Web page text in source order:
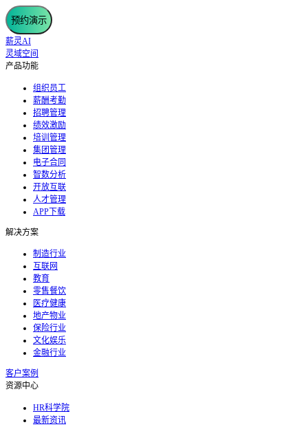
预约演示
薪灵AI
灵域空间
产品功能
组织员工
薪酬考勤
招聘管理
绩效激励
培训管理
集团管理
电子合同
智数分析
开放互联
人才管理
APP下载
解决方案
制造行业
互联网
教育
零售餐饮
医疗健康
地产物业
保险行业
文化娱乐
金融行业
客户案例
资源中心
HR科学院
最新资讯